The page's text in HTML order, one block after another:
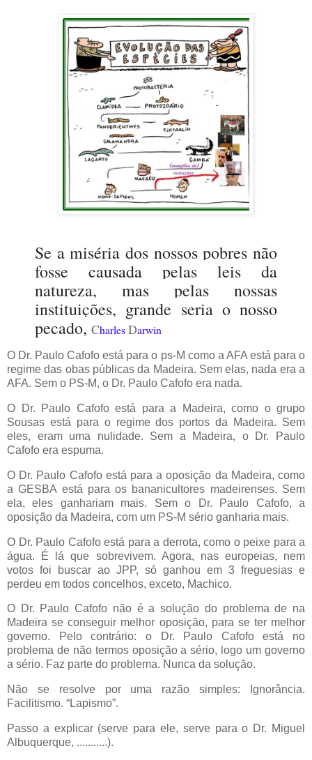
Se a miséria dos nossos pobres não
fosse causada pelas leis da
natureza, mas pelas nossas
instituições, grande seria o nosso
pecado, CharlesDarwin
O Dr. Paulo Cafofo está para o ps-M como a AFA está para o
regime das obas públicas da Madeira. Sem elas, nada era a
AFA. Sem o PS-M, o Dr. Paulo Cafofo era nada.
O Dr. Paulo Cafofo está para a Madeira, como o grupo
Sousas está para o regime dos portos da Madeira. Sem
eles, eram uma nulidade. Sem a Madeira, o Dr. Paulo
Cafofo era espuma.
O Dr. Paulo Cafofo está para a oposição da Madeira, como
a GESBA está para os bananicultores madeirenses. Sem
ela, eles ganhariam mais. Sem o Dr. Paulo Cafofo, a
oposição da Madeira, com um PS-M sério ganharia mais.
O Dr. Paulo Cafofo está para a derrota, como o peixe para a
água. É lá que sobrevivem. Agora, nas europeias, nem
votos foi buscar ao JPP, só ganhou em 3 freguesias e
perdeu em todos concelhos, exceto, Machico.
O Dr. Paulo Cafofo não é a solução do problema de na
Madeira se conseguir melhor oposição, para se ter melhor
governo. Pelo contrário: o Dr. Paulo Cafofo está no
problema de não termos oposição a sério, logo um governo
a sério. Faz parte do problema. Nunca da solução.
Não se resolve por uma razão simples: Ignorância.
Facilitismo. “Lapismo”.
Passo a explicar (serve para ele, serve para o Dr. Miguel
Albuquerque, ...........).